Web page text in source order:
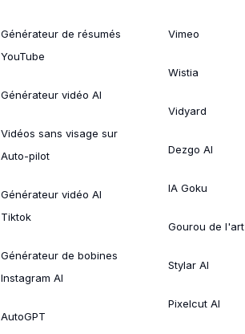
Générateur de résumés
YouTube
Générateur vidéo AI
Vidéos sans visage sur
Auto-pilot
Générateur vidéo AI
Tiktok
Générateur de bobines
Instagram AI
AutoGPT
Vimeo
Wistia
Vidyard
Dezgo AI
IA Goku
Gourou de l'art
Stylar AI
Pixelcut AI